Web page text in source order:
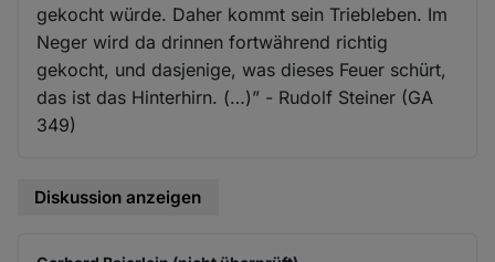
gekocht würde. Daher kommt sein Triebleben. Im
Neger wird da drinnen fortwährend richtig
gekocht, und dasjenige, was dieses Feuer schürt,
das ist das Hinterhirn. (…)” - Rudolf Steiner (GA
349)
Diskussion anzeigen